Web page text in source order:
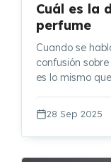
Cuál es la
perfume
Cuando se
confusión
es lo mismo
28 Sep 2025